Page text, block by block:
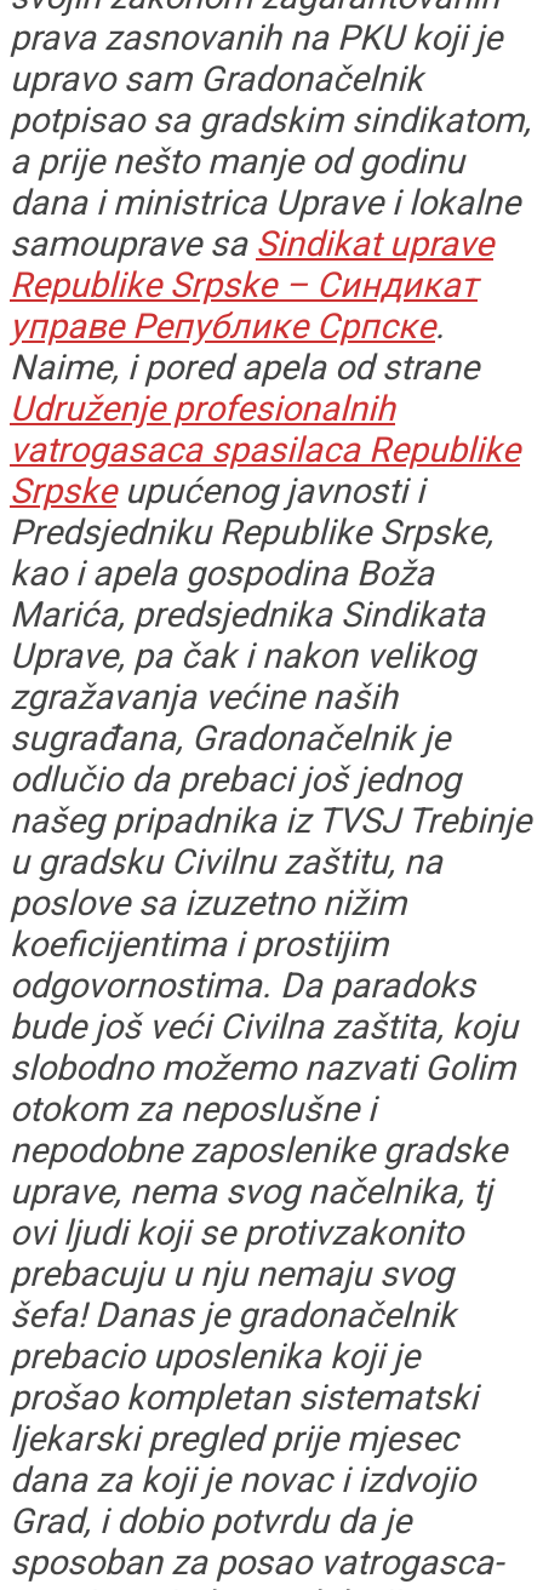
prava zasnovanih na PKU koji je
upravo sam Gradonačelnik
potpisao sa gradskim sindikatom,
a prije nešto manje od godinu
dana i ministrica Uprave i lokalne
samouprave sa Sindikat uprave
Republike Srpske – Синдикат
управе Републике Српске.
Naime, i pored apela od strane
Udruženje profesionalnih
vatrogasaca spasilaca Republike
Srpskeupućenog javnosti i
Predsjedniku Republike Srpske,
kao i apela gospodina Boža
Marića, predsjednika Sindikata
Uprave, pa čak i nakon velikog
zgražavanja većine naših
sugrađana, Gradonačelnik je
odlučio da prebaci još jednog
našeg pripadnika iz TVSJ Trebinje
u gradsku Civilnu zaštitu, na
poslove sa izuzetno nižim
koeficijentima i prostijim
odgovornostima. Da paradoks
bude još veći Civilna zaštita, koju
slobodno možemo nazvati Golim
otokom za neposlušne i
nepodobne zaposlenike gradske
uprave, nema svog načelnika, tj
ovi ljudi koji se protivzakonito
prebacuju u nju nemaju svog
šefa! Danas je gradonačelnik
prebacio uposlenika koji je
prošao kompletan sistematski
ljekarski pregled prije mjesec
dana za koji je novac i izdvojio
Grad, i dobio potvrdu da je
sposoban za posao vatrogasca-